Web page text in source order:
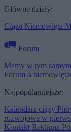
Główne działy:
Ciąża Niemowlęta
Forum
Mamy w tym
Forum o
Najpopularniejsze:
Kalendarz ciąży
rozwojowe w
Kontakt Reklama